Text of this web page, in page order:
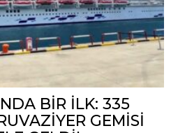
BİR İLK: 335
GEMİSİ